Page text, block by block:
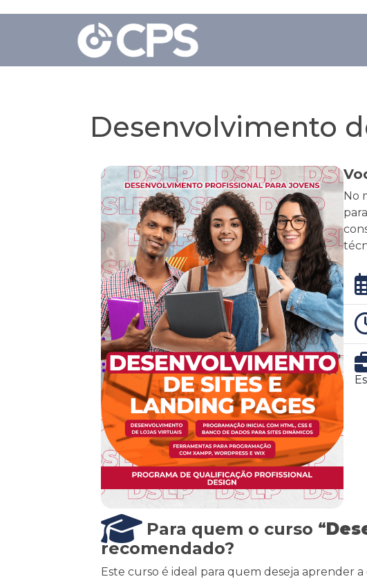
Desenvolvimento
No
Para quem o curso “
recomendado?
Este curso é ideal para quem deseja aprender a